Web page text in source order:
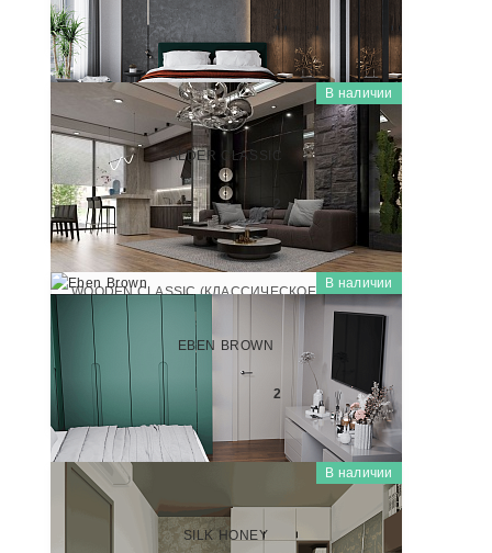
2 800 ₽/м 2
В наличии
WOODEN CLASSIC (КЛАССИЧЕСКОЕ ДЕРЕВО)
SP55209P
ALDER CLASSIC
2 800 ₽/м2
В наличии
WOODEN CLASSIC (КЛАССИЧЕСКОЕ ДЕРЕВО)
SP55211P
EBEN BROWN
2 800 2
В наличии
WOODEN CLASSIC (КЛАССИЧЕСКОЕ ДЕРЕВО)
SP55203P
SILK HONEY